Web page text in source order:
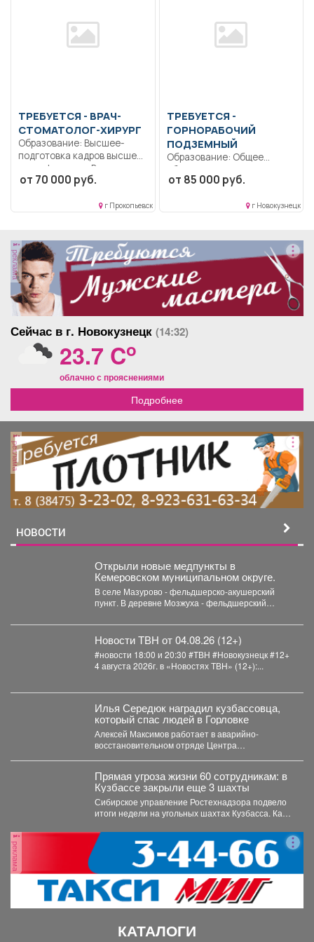
ТРЕБУЕТСЯ - ВРАЧ-
СТОМАТОЛОГ-ХИРУРГ
Образование: Высшее-
подготовка кадров высшей
квалификации.. В
соответствии с
от 70 000 руб.
г Прокопьевск
ТРЕБУЕТСЯ -
ГОРНОРАБОЧИЙ
ПОДЗЕМНЫЙ
Образование: Общее
образование.. Разгрузка и
погрузка горной массы на...
от 85 000 руб.
г Новокузнецк
реклама
Сейчас в г. Новокузнецк (14:32)
23.7 Co
облачно с прояснениями
Подробнее
реклама
НОВОСТИ
Открыли новые медпункты в
Кемеровском муниципальном округе.
В селе Мазурово - фельдшерско-акушерский
пункт. В деревне Мозжуха - фельдшерский
Новости ТВН от 04.08.26 (12+)
#новости 18:00 и 20:30 #ТВН #Новокузнецк #12+
4 августа 2026г. в «Новостях ТВН» (12+):...
Илья Середюк наградил кузбассовца,
который спас людей в Горловке
Алексей Максимов работает в аварийно-
восстановительном отряде Центра
Прямая угроза жизни 60 сотрудникам: в
Кузбассе закрыли еще 3 шахты
Сибирское управление Ростехнадзора подвело
итоги недели на угольных шахтах Кузбасса. Как
реклама
КАТАЛОГИ